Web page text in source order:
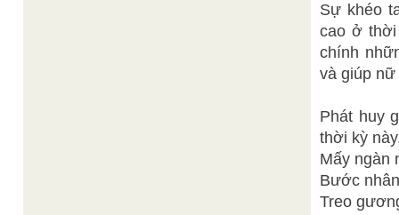
Sự khéo
cao ở
chính
và giúp
Phát huy
thời kỳ
Mấy ngàn
Bước
Treo